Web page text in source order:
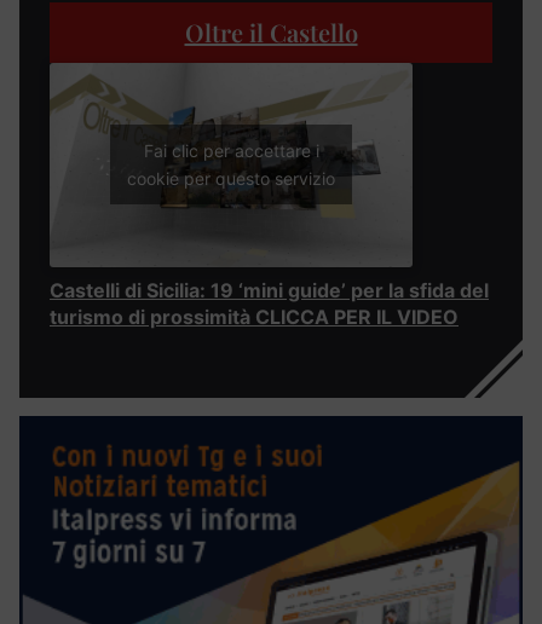
Oltre il Castello
Fai clic per accettare i
cookie per questo servizio
Castelli di Sicilia: 19 ‘mini guide’ per la sfida del
turismo di prossimità CLICCA PER IL VIDEO